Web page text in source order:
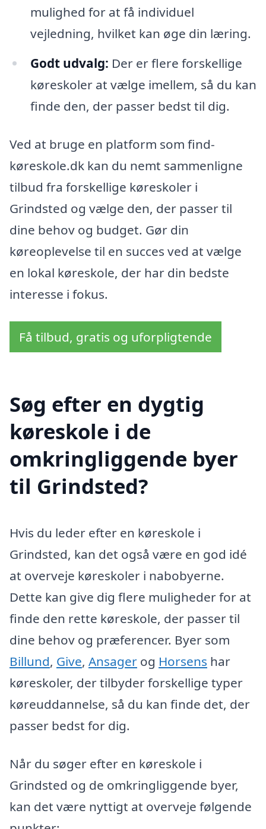
mulighed for at få individuel
vejledning, hvilket kan øge din læring.
Godt udvalg: Der er flere forskellige
køreskoler at vælge imellem, så du kan
finde den, der passer bedst til dig.
Ved at bruge en platform som find-
køreskole.dk kan du nemt sammenligne
tilbud fra forskellige køreskoler i
Grindsted og vælge den, der passer til
dine behov og budget. Gør din
køreoplevelse til en succes ved at vælge
en lokal køreskole, der har din bedste
interesse i fokus.
Få tilbud, gratis og uforpligtende
Søg efter en dygtig
køreskole i de
omkringliggende byer
til Grindsted?
Hvis du leder efter en køreskole i
Grindsted, kan det også være en god idé
at overveje køreskoler i nabobyerne.
Dette kan give dig flere muligheder for at
finde den rette køreskole, der passer til
dine behov og præferencer. Byer som
Billund, Give, Ansager og Horsens har
køreskoler, der tilbyder forskellige typer
køreuddannelse, så du kan finde det, der
passer bedst for dig.
Når du søger efter en køreskole i
Grindsted og de omkringliggende byer,
kan det være nyttigt at overveje følgende